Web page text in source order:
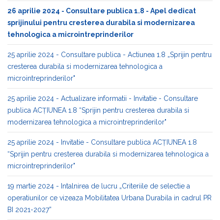
26 aprilie 2024 - Consultare publica 1.8 - Apel dedicat
sprijinului pentru cresterea durabila si modernizarea
tehnologica a microintreprinderilor
25 aprilie 2024 - Consultare publica - Actiunea 1.8 „Sprijin pentru
cresterea durabila si modernizarea tehnologica a
microintreprinderilor"
25 aprilie 2024 - Actualizare informatii - Invitatie - Consultare
publica ACȚIUNEA 1.8 “Sprijin pentru cresterea durabila si
modernizarea tehnologica a microintreprinderilor"
25 aprilie 2024 - Invitatie - Consultare publica ACȚIUNEA 1.8
“Sprijin pentru cresterea durabila si modernizarea tehnologica a
microintreprinderilor"
19 martie 2024 - Intalnirea de lucru „Criteriile de selectie a
operatiunilor ce vizeaza Mobilitatea Urbana Durabila in cadrul PR
BI 2021-2027”